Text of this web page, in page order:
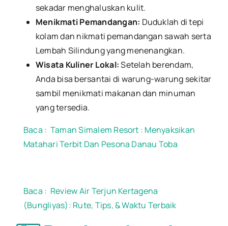
sekadar menghaluskan kulit.
Menikmati Pemandangan: Duduklah di tepi
kolam dan nikmati pemandangan sawah serta
Lembah Silindung yang menenangkan.
Wisata Kuliner Lokal:Setelah berendam,
Anda bisa bersantai di warung-warung sekitar
sambil menikmati makanan dan minuman
yang tersedia.
Baca : Taman Simalem Resort : Menyaksikan
Matahari Terbit Dan Pesona Danau Toba
Baca : Review Air Terjun Kertagena
(Bungliyas): Rute, Tips, & Waktu Terbaik